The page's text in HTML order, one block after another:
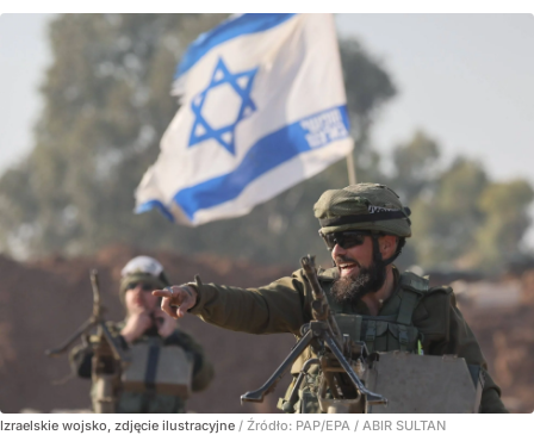
Izraelskie wojsko, zdjęcie ilustracyjne / Źródło: PAP/EPA / ABIR SULTAN